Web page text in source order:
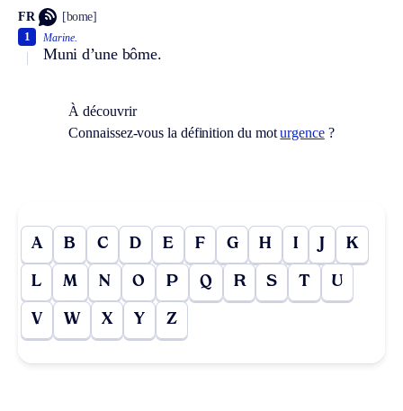
FR [bome]
Marine.
Muni d’une bôme.
1
À découvrir
Connaissez-vous la définition du moturgence?
A B C D E F G H I J K
L M N O P Q R S T U
V W X Y Z